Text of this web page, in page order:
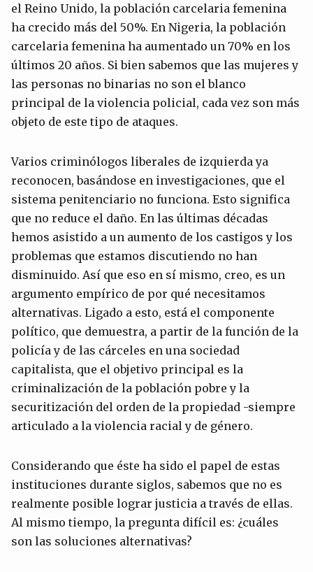
el Reino Unido, la población carcelaria femenina
ha crecido más del 50%. En Nigeria, la población
carcelaria femenina ha aumentado un 70% en los
últimos 20 años. Si bien sabemos que las mujeres y
las personas no binarias no son el blanco
principal de la violencia policial, cada vez son más
objeto de este tipo de ataques.
Varios criminólogos liberales de izquierda ya
reconocen, basándose en investigaciones, que el
sistema penitenciario no funciona. Esto significa
que no reduce el daño. En las últimas décadas
hemos asistido a un aumento de los castigos y los
problemas que estamos discutiendo no han
disminuido. Así que eso en sí mismo, creo, es un
argumento empírico de por qué necesitamos
alternativas. Ligado a esto, está el componente
político, que demuestra, a partir de la función de la
policía y de las cárceles en una sociedad
capitalista, que el objetivo principal es la
criminalización de la población pobre y la
securitización del orden de la propiedad -siempre
articulado a la violencia racial y de género.
Considerando que éste ha sido el papel de estas
instituciones durante siglos, sabemos que no es
realmente posible lograr justicia a través de ellas.
Al mismo tiempo, la pregunta difícil es: ¿cuáles
son las soluciones alternativas?